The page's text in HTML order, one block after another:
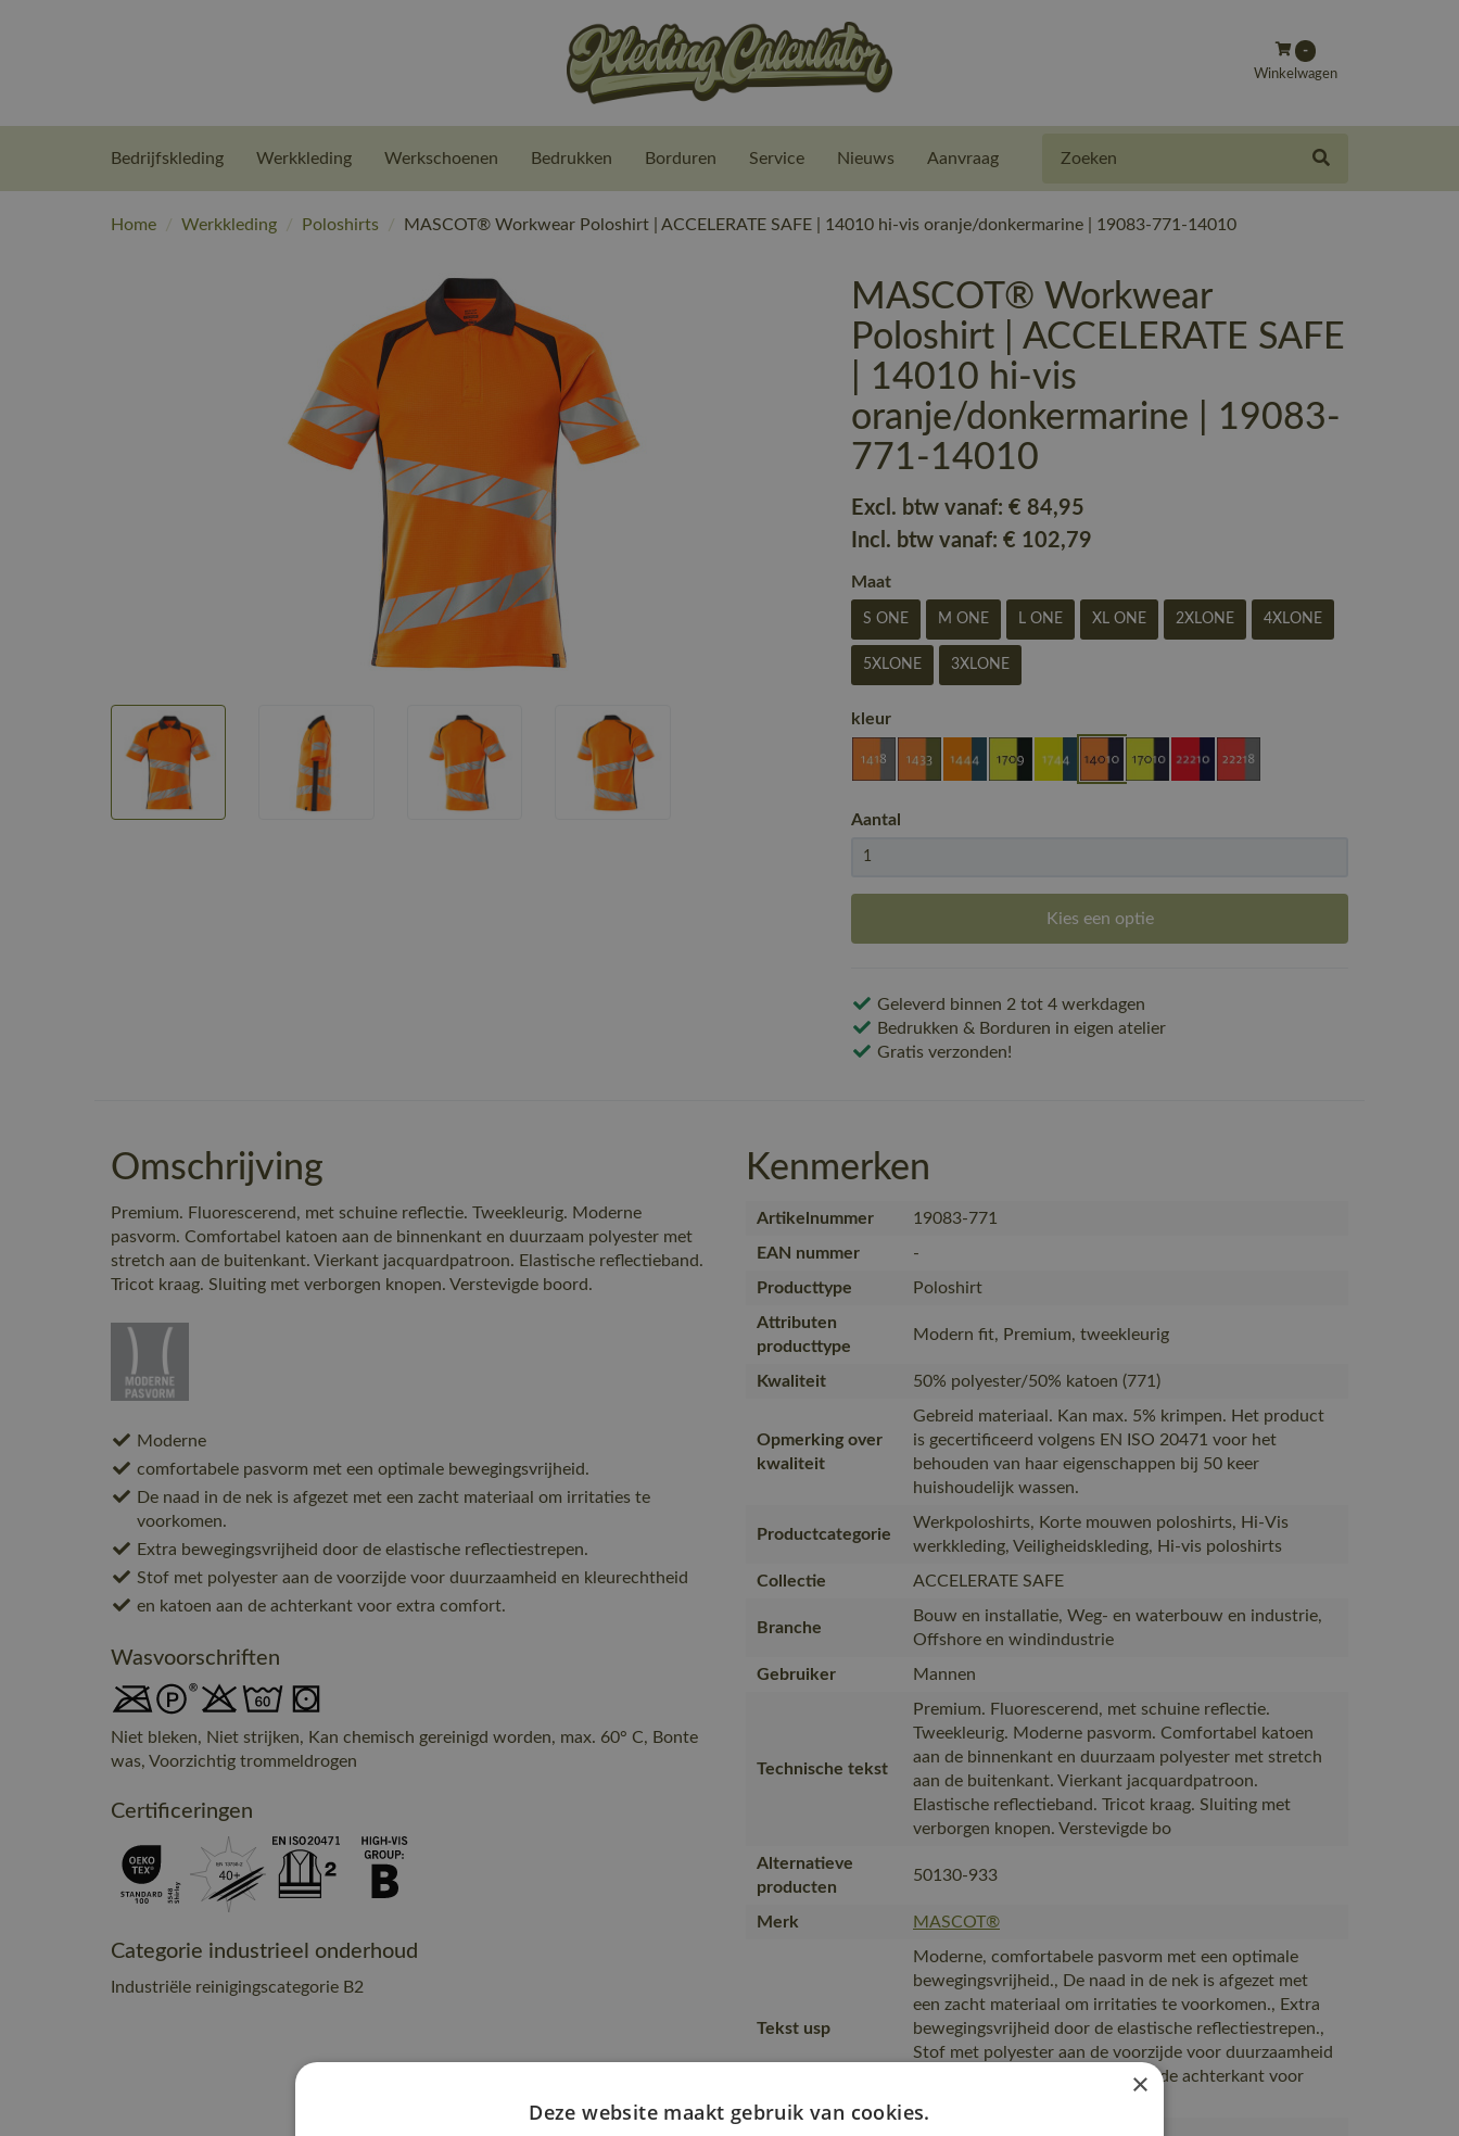
-
Winkelwagen
Bedrijfskleding Werkkleding Werkschoenen Bedrukken Borduren Service Nieuws Aanvraag
Home / Werkkleding / Poloshirts / MASCOT® Workwear Poloshirt | ACCELERATE SAFE | 14010 hi-vis oranje/donkermarine | 19083-771-14010
MASCOT® Workwear
Poloshirt | ACCELERATE SAFE
| 14010 hi-vis
oranje/donkermarine | 19083-
771-14010
Excl. btw vanaf:€ 84,95
Incl. btw vanaf:€ 102,79
Maat
S ONE M ONE L ONE XL ONE 2XLONE 4XLONE
5XLONE 3XLONE
kleur
Aantal
Kies een optie
Geleverd binnen 2 tot 4 werkdagen
Bedrukken & Borduren in eigen atelier
Gratis verzonden!
Omschrijving
Premium. Fluorescerend, met schuine reflectie. Tweekleurig. Moderne
pasvorm. Comfortabel katoen aan de binnenkant en duurzaam polyester met
stretch aan de buitenkant. Vierkant jacquardpatroon. Elastische reflectieband.
Tricot kraag. Sluiting met verborgen knopen. Verstevigde boord.
Moderne
comfortabele pasvorm met een optimale bewegingsvrijheid.
De naad in de nek is afgezet met een zacht materiaal om irritaties te
voorkomen.
Extra bewegingsvrijheid door de elastische reflectiestrepen.
Stof met polyester aan de voorzijde voor duurzaamheid en kleurechtheid
en katoen aan de achterkant voor extra comfort.
Wasvoorschriften
Niet bleken, Niet strijken, Kan chemisch gereinigd worden, max. 60° C, Bonte
was, Voorzichtig trommeldrogen
Certificeringen
Categorie industrieel onderhoud
Industriële reinigingscategorie B2
Kenmerken
Artikelnummer
19083-771
EAN nummer
-
Producttype
Poloshirt
Attributen
producttype
Modern fit, Premium, tweekleurig
Kwaliteit 50% polyester/50% katoen (771)
Opmerking over
kwaliteit
Gebreid materiaal. Kan max. 5% krimpen. Het product
is gecertificeerd volgens EN ISO 20471 voor het
behouden van haar eigenschappen bij 50 keer
huishoudelijk wassen.
Productcategorie
Werkpoloshirts, Korte mouwen poloshirts, Hi-Vis
werkkleding, Veiligheidskleding, Hi-vis poloshirts
Collectie
ACCELERATE SAFE
Branche
Bouw en installatie, Weg- en waterbouw en industrie,
Offshore en windindustrie
Gebruiker
Mannen
Technische tekst
Premium. Fluorescerend, met schuine reflectie.
Tweekleurig. Moderne pasvorm. Comfortabel katoen
aan de binnenkant en duurzaam polyester met stretch
aan de buitenkant. Vierkant jacquardpatroon.
Elastische reflectieband. Tricot kraag. Sluiting met
verborgen knopen. Verstevigde bo
Alternatieve
producten
50130-933
Merk MASCOT®
Tekst usp
Moderne, comfortabele pasvorm met een optimale
bewegingsvrijheid., De naad in de nek is afgezet met
een zacht materiaal om irritaties te voorkomen., Extra
bewegingsvrijheid door de elastische reflectiestrepen.,
Stof met polyester aan de voorzijde voor duurzaamheid
en kleurechtheid, en katoen aan de achterkant voor
×
Deze website maakt gebruik van cookies.